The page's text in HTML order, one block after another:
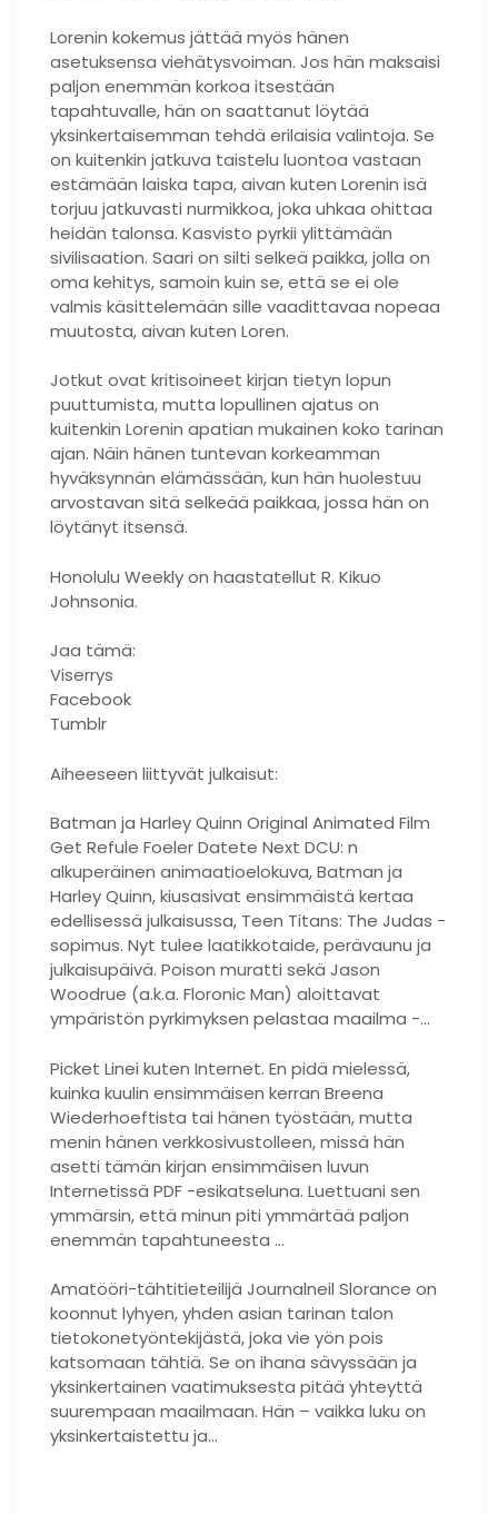
Lorenin kokemus jättää myös hänen
asetuksensa viehätysvoiman. Jos hän maksaisi
paljon enemmän korkoa itsestään
tapahtuvalle, hän on saattanut löytää
yksinkertaisemman tehdä erilaisia ​​valintoja. Se
on kuitenkin jatkuva taistelu luontoa vastaan ​​
estämään laiska tapa, aivan kuten Lorenin isä
torjuu jatkuvasti nurmikkoa, joka uhkaa ohittaa
heidän talonsa. Kasvisto pyrkii ylittämään
sivilisaation. Saari on silti selkeä paikka, jolla on
oma kehitys, samoin kuin se, että se ei ole
valmis käsittelemään sille vaadittavaa nopeaa
muutosta, aivan kuten Loren.
Jotkut ovat kritisoineet kirjan tietyn lopun
puuttumista, mutta lopullinen ajatus on
kuitenkin Lorenin apatian mukainen koko tarinan
ajan. Näin hänen tuntevan korkeamman
hyväksynnän elämässään, kun hän huolestuu
arvostavan sitä selkeää paikkaa, jossa hän on
löytänyt itsensä.
Honolulu Weekly on haastatellut R. Kikuo
Johnsonia.
Jaa tämä:
Viserrys
Facebook
Tumblr
Aiheeseen liittyvät julkaisut:
Batman ja Harley Quinn Original Animated Film
Get Refule Foeler Datete Next DCU: n
alkuperäinen animaatioelokuva, Batman ja
Harley Quinn, kiusasivat ensimmäistä kertaa
edellisessä julkaisussa, Teen Titans: The Judas -
sopimus. Nyt tulee laatikkotaide, perävaunu ja
julkaisupäivä. Poison muratti sekä Jason
Woodrue (a.k.a. Floronic Man) aloittavat
ympäristön pyrkimyksen pelastaa maailma -…
Picket Linei kuten Internet. En pidä mielessä,
kuinka kuulin ensimmäisen kerran Breena
Wiederhoeftista tai hänen työstään, mutta
menin hänen verkkosivustolleen, missä hän
asetti tämän kirjan ensimmäisen luvun
Internetissä PDF -esikatseluna. Luettuani sen
ymmärsin, että minun piti ymmärtää paljon
enemmän tapahtuneesta …
Amatööri-tähtitieteilijä Journalneil Slorance on
koonnut lyhyen, yhden asian tarinan talon
tietokonetyöntekijästä, joka vie yön pois
katsomaan tähtiä. Se on ihana sävyssään ja
yksinkertainen vaatimuksesta pitää yhteyttä
suurempaan maailmaan. Hän – vaikka luku on
yksinkertaistettu ja…